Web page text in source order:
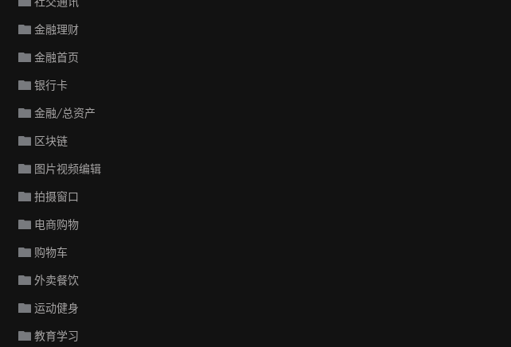
金融理财
金融首页
银行卡
金融/总资产
区块链
图片视频编辑
拍摄窗口
电商购物
购物车
外卖餐饮
运动健身
教育学习